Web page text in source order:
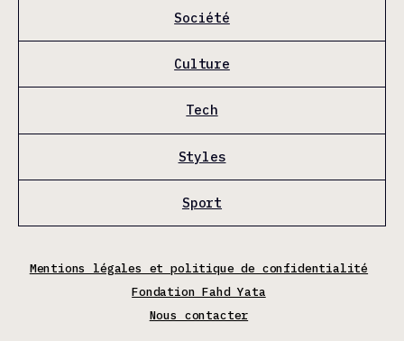
Société
Culture
Tech
Styles
Sport
Mentions légales et politique de confidentialité
Fondation Fahd Yata
Nous contacter